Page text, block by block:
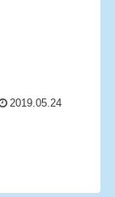
2019.05.24